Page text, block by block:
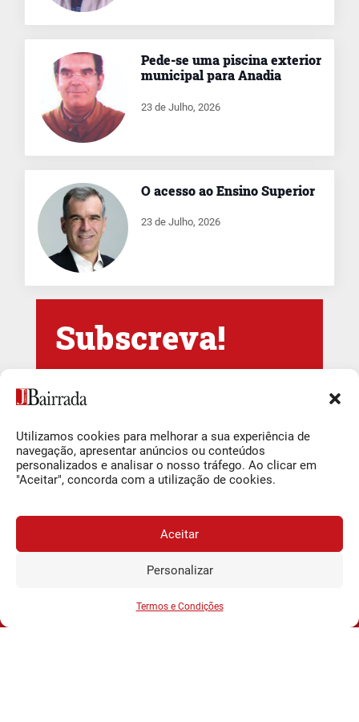
Utilizamos cookies para melhorar a sua experiência de
navegação, apresentar anúncios ou conteúdos
personalizados e analisar o nosso tráfego. Ao clicar em
"Aceitar", concorda com a utilização de cookies.
Aceitar
Personalizar
Termos e Condições
Deixar um comentário
Pede-se uma piscina exterior
municipal para Anadia
23 de Julho, 2026
O acesso ao Ensino Superior
23 de Julho, 2026
Subscreva!
Newsletter Jornal
da Bairrada
Newsletter Semanal
Ao subscrever está a indicar que leu e compreendeu a nossa
Política de Privacidade e Termos de uso
0,34€/semana